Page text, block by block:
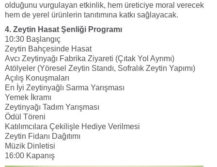
olduğunu vurgulayan etkinlik, hem üreticiye moral verecek
hem de yerel ürünlerin tanıtımına katkı sağlayacak.
4. Zeytin Hasat Şenliği Programı
10:30 Başlangıç
Zeytin Bahçesinde Hasat
Avcı Zeytinyağı Fabrika Ziyareti (Çıtak Yol Ayrımı)
Atölyeler (Yöresel Zeytin Standı, Sofralık Zeytin Yapımı)
Açılış Konuşmaları
En İyi Zeytinyağlı Sarma Yarışması
Yemek İkramı
Zeytinyağı Tadım Yarışması
Ödül Töreni
Katılımcılara Çekilişle Hediye Verilmesi
Zeytin Fidanı Dağıtımı
Müzik Dinletisi
16:00 Kapanış